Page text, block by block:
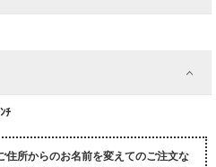
ﾁ
住所からのお名前を変えてのご注文な